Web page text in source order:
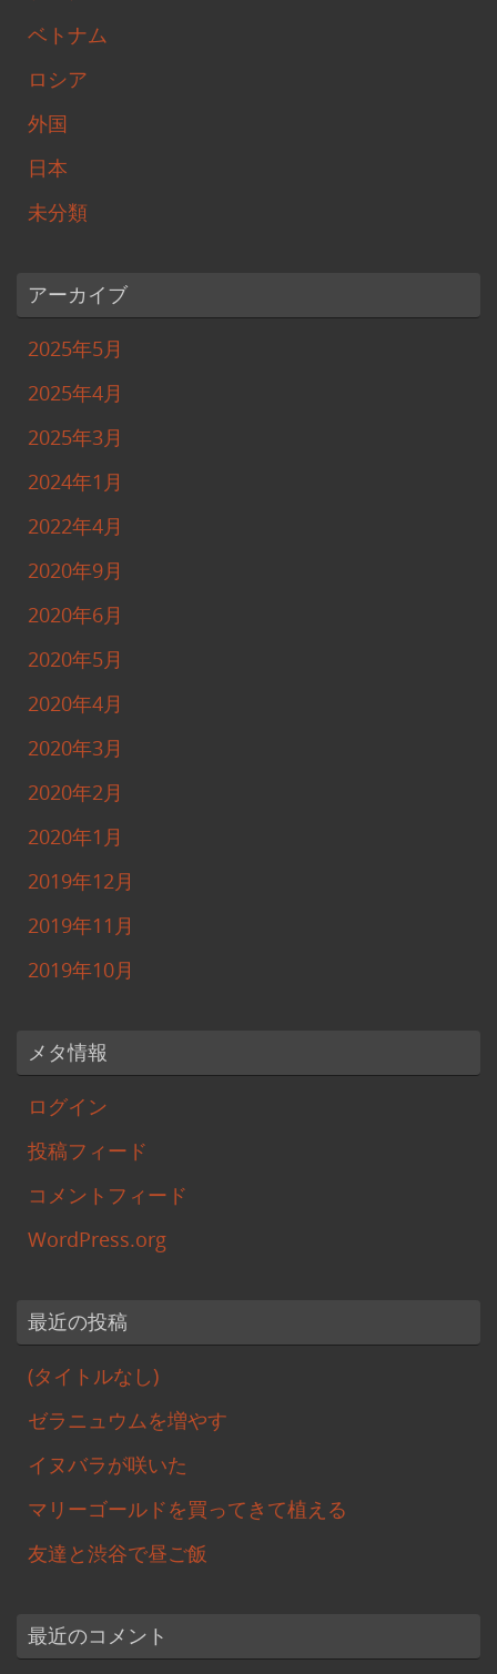
ベトナム
ロシア
外国
日本
未分類
アーカイブ
2025年5月
2025年4月
2025年3月
2024年1月
2022年4月
2020年9月
2020年6月
2020年5月
2020年4月
2020年3月
2020年2月
2020年1月
2019年12月
2019年11月
2019年10月
メタ情報
ログイン
投稿フィード
コメントフィード
WordPress.org
最近の投稿
(タイトルなし)
ゼラニュウムを増やす
イヌバラが咲いた
マリーゴールドを買ってきて植える
友達と渋谷で昼ご飯
最近のコメント